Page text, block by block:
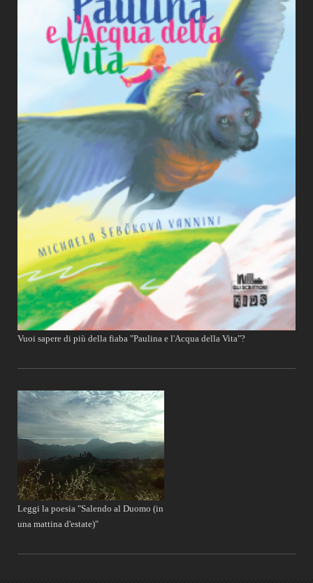
Vuoi sapere di più della fiaba "Paulina e l'Acqua della Vita"?
Leggi la poesia "Salendo al Duomo (in
una mattina d'estate)"